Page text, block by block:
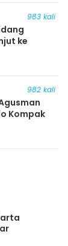
983 kali
ke
982 kali
Kompak